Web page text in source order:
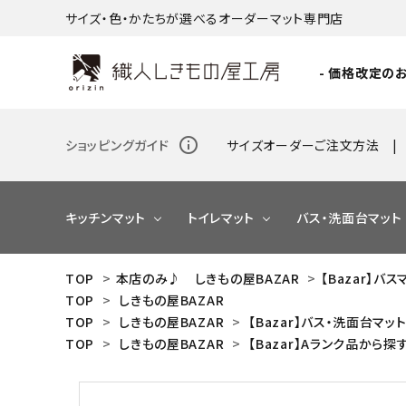
サイズ・色・かたちが選べるオーダーマット専門店
- 価格改定の
ショッピングガイド info_outline サイズオーダーご注文方法
キッチンマット
NEW
トイレマット
NEW
NEW
バス・洗面台マット
TOP > 本店のみ♪ しきもの屋BAZAR > 【Bazar】バス
TOP > しきもの屋BAZAR
TOP > しきもの屋BAZAR > 【Bazar】バス・洗面台マット
TOP > しきもの屋BAZAR > 【Bazar】Aランク品から探